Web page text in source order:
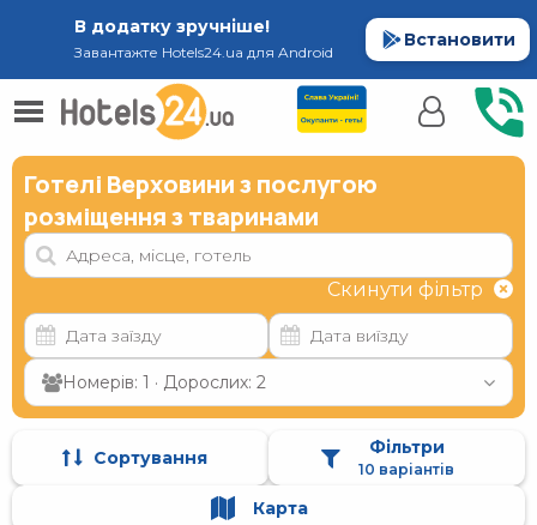
В додатку зручніше!
Завантажте Hotels24.ua для Android
Встановити
Готелі Верховини з послугою
розміщення з тваринами
Скинути фільтр
Номерів: 1 · Дорослих: 2
Сортування Фільтри
10 варіантів
Карта